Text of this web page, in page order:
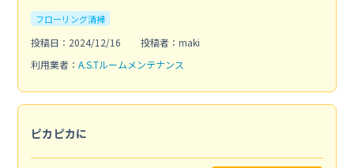
フローリング清掃
投稿日：2024/12/16
投稿者：maki
利用業者： A.S.Tルームメンテナンス
ピカピカに